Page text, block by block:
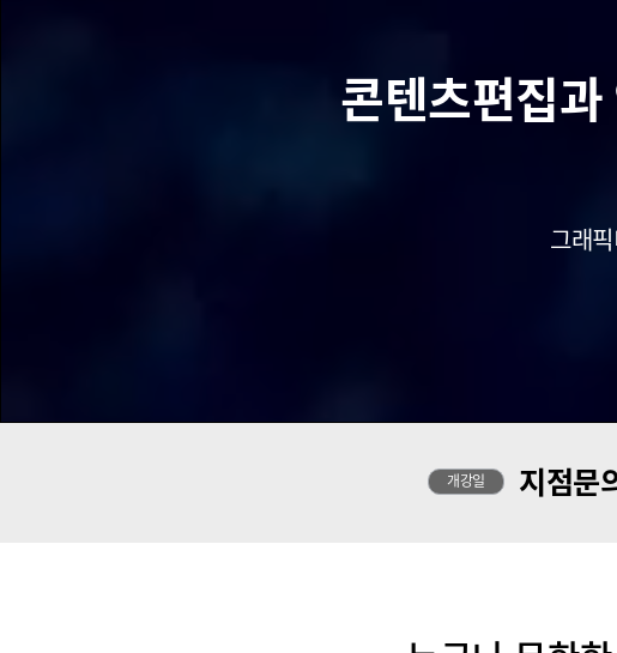
콘텐츠편집
그래
개강일 지점문